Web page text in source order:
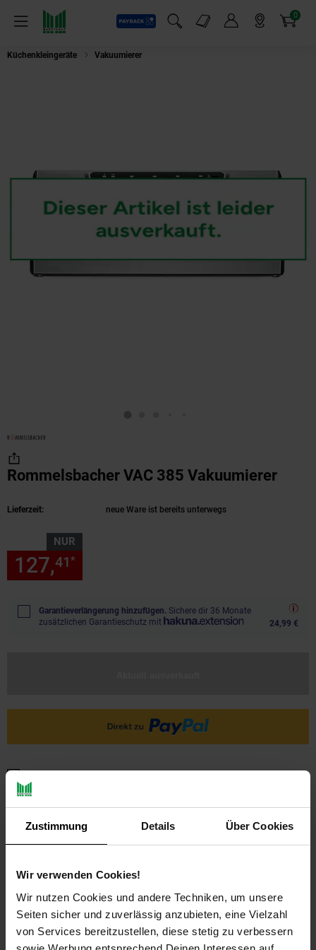
Zustimmung Details Über Cookies
Wir verwenden Cookies!
Wir nutzen Cookies und andere Techniken, um unsere
Seiten sicher und zuverlässig anzubieten, eine Vielzahl
von Services bereitzustellen, diese stetig zu verbessern
Menü
Payback
Suchfeld einblenden
Markt-Angebote 0
Artikel
Küchenkleingeräte Vakuumierer
Rommelsbacher VAC 385 Vakuumierer
Lieferzeit: neue Ware ist bereits unterwegs
NUR
127,41*
Garantieverlängerung hinzufügen. Sichere dir 36 Monate
zusätzlichen Garantieschutz mit
24,99 €
PAYBACK